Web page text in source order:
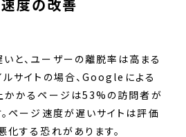
度の改善
と、ユーザーの離脱率は高まる
ルサイトの場合、Googleによる
かかるページは53%の訪問者が
ページ速度が遅いサイトは評価
化する恐れがあります。